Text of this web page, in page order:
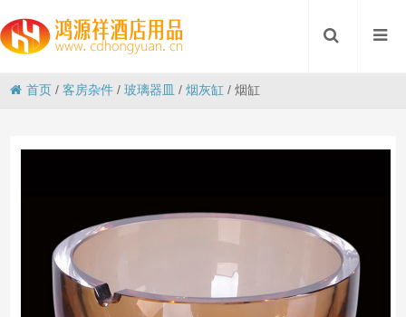
首页 /客房杂件 /玻璃器皿 /烟灰缸 /烟缸